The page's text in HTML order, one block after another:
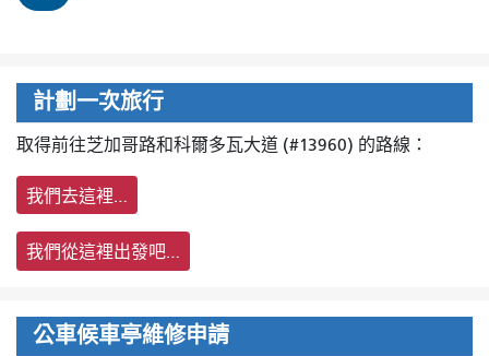
計劃一次旅行
取得前往芝加哥路和科爾多瓦大道 (#13960) 的路線：
我們去這裡…
我們從這裡出發吧…
公車候車亭維修申請